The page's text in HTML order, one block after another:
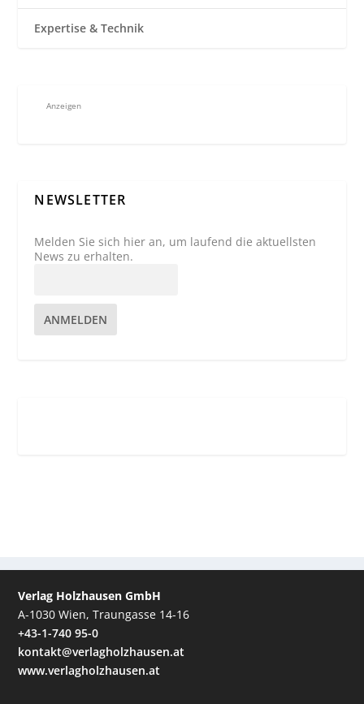
Expertise & Technik
Anzeigen
NEWSLETTER
Melden Sie sich hier an, um laufend die aktuellsten
News zu erhalten.
ANMELDEN
Verlag Holzhausen GmbH
A-1030 Wien, Traungasse 14-16
+43-1-740 95-0
kontakt@verlagholzhausen.at
www.verlagholzhausen.at